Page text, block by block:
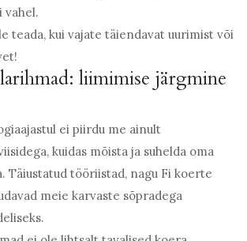
vahel.
teada, kui vajate täiendavat uurimist või
liimimise järgmine
ei piirdu me ainult
kuidas mõista ja suhelda oma
Täiustatud tööriistad, nagu Fi koerte
meie karvaste sõpradega